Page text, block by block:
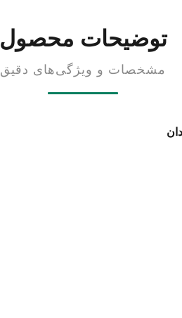
توضیحات محصول
مشخصات و ویژگی‌های دقیق